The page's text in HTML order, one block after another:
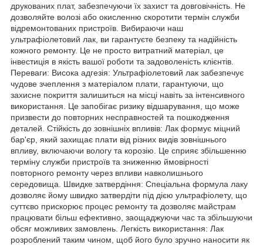
друкованих плат, забезпечуючи їх захист та довговічність. Не
дозволяйте волозі або окисленню скоротити термін служби
відремонтованих пристроїв. Вибираючи наш
ультрафіолетовий лак, ви гарантуєте безпеку та надійність
кожного ремонту. Це не просто витратний матеріал, це
інвестиція в якість вашої роботи та задоволеність клієнтів.
Переваги: Висока адгезія: Ультрафіолетовий лак забезпечує
чудове зчеплення з матеріалом плати, гарантуючи, що
захисне покриття залишиться на місці навіть за інтенсивного
використання. Це запобігає ризику відшарування, що може
призвести до повторних несправностей та пошкодження
деталей. Стійкість до зовнішніх впливів: Лак формує міцний
бар'єр, який захищає плати від різних видів зовнішнього
впливу, включаючи вологу та корозію. Це сприяє збільшенню
терміну служби пристроїв та зниженню ймовірності
повторного ремонту через впливи навколишнього
середовища. Швидке затвердіння: Спеціальна формула лаку
дозволяє йому швидко затвердіти під дією ультрафіолету, що
суттєво прискорює процес ремонту та дозволяє майстрам
працювати більш ефективно, заощаджуючи час та збільшуючи
обсяг можливих замовлень. Легкість використання: Лак
розроблений таким чином, щоб його було зручно наносити як